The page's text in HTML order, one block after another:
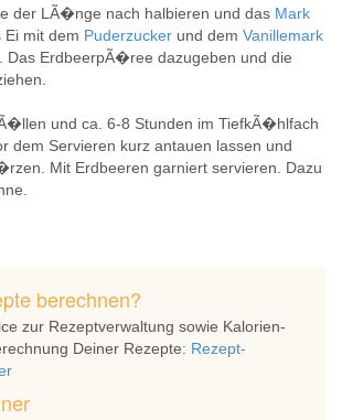
der LÃ�nge nach halbieren und das Mark
Ei mit dem Puderzucker und dem Vanillemark
ErdbeerpÃ�ree dazugeben und die
und ca. 6-8 Stunden im TiefkÃ�hlfach
dem Servieren kurz antauen lassen und
Mit Erdbeeren garniert servieren. Dazu
berechnen?
zur Rezeptverwaltung sowie Kalorien-
Deiner Rezepte: Rezept-